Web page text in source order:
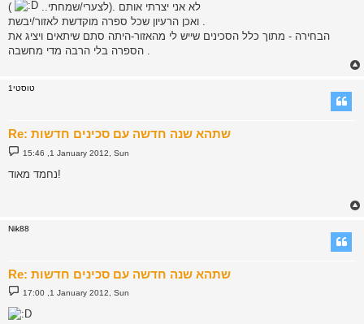
לא אני יצרתי אותם .(לצערי/שמחתי..
)
ואכן הרעיון שכל ספרה מוקדשת לאזור/יבשת .
הבחירה - מתוך כלל הסכינים שייש לי מהאזור-היתה סתם שיתאים ויציג את
הספרה בלי הרבה מדי מחשבה .
טוסטי1
Re: שתהא שנה חדשה עם סכינים חדשות
P
o
t
15:46 ,1 January 2012, Sun
נחמד מאוד!
Nik88
Re: שתהא שנה חדשה עם סכינים חדשות
P
o
s
t
17:00 ,1 January 2012, Sun